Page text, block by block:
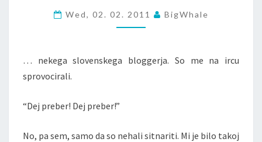
ZAPIS
Wed, 02. 02. 2011 BigWhale
… nekega slovenskega bloggerja. So me na ircu
sprovocirali.
“Dej preber! Dej preber!”
No, pa sem, samo da so nehali sitnariti. Mi je bilo takoj